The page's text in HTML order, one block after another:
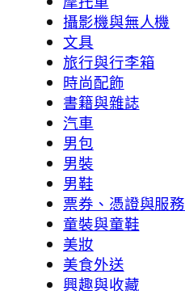
攝影機與無人機
文具
旅行與行李箱
時尚配飾
書籍與雜誌
汽車
男包
男裝
男鞋
票券、憑證與服務
童裝與童鞋
美妝
美食外送
興趣與收藏